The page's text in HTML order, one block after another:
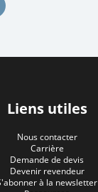
Liens utiles
Nous contacter
Carrière
Demande de devis
Devenir revendeur
à la newsletter